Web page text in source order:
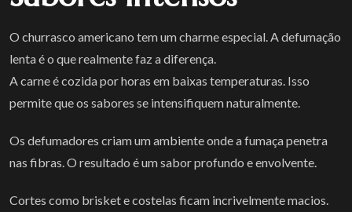
O churrasco americano tem um charme especial. A defumação
lenta é o que realmente faz a diferença.
A carne é cozida por horas em baixas temperaturas. Isso
permite que os sabores se intensifiquem naturalmente.
Os defumadores criam um ambiente onde a fumaça penetra
nas fibras. O resultado é um sabor profundo e envolvente.
Cortes como brisket e costelas ficam incrivelmente macios.